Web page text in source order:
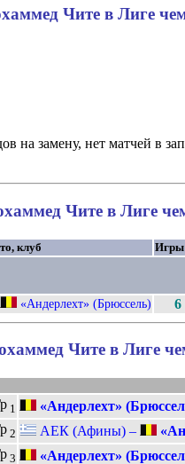
Чите в Лиге
на замену, нет матчей в
Чите в Лиге
клуб Игры
«Андерлехт» (Брюссель) 6
Чите в Лиге
1 «Андерлехт»
2 АЕК (Афины) –
3 «Андерлехт»